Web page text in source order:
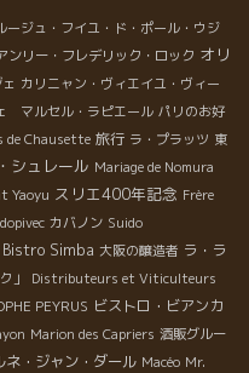
ージュ・フイユ・ド・ポール・ウジ
ンリー・フレデリック・ロック オリ
カリニャン・ヴィエイユ・ヴィー
マルセル・ラピエール パリのお好
de Chausette 旅行 ラ・プラッツ 東
シュレール Mariage de Nomura
Yaoyu スリエ400年記念 Frère
カバノン Suido
Bistro Simba 大阪の醸造者 ラ・ラ
」
Distributeurs et Viticulteurs
PEYRUS ビストロ・ビアンカ
Marion des Capriers 酒販グルー
ネ・ジャン・ダール Macéo Mr.